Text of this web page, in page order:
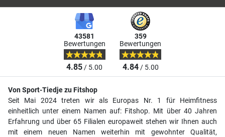
43581
Bewertungen
4.85/ 5.00
359
Bewertungen
4.84/ 5.00
Von Sport-Tiedje zu Fitshop
Seit Mai 2024 treten wir als Europas Nr. 1 für Heimfitness
einheitlich unter einem Namen auf: Fitshop. Mit über 40 Jahren
Erfahrung und über 65 Filialen europaweit stehen wir Ihnen auch
mit einem neuen Namen weiterhin mit gewohnter Qualität,